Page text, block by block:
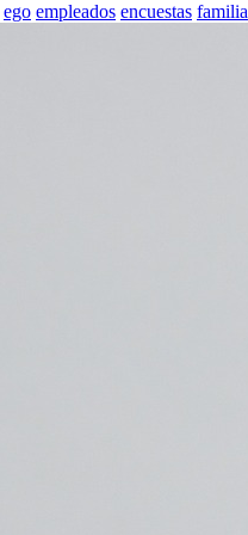
ego empleados encuestas familia